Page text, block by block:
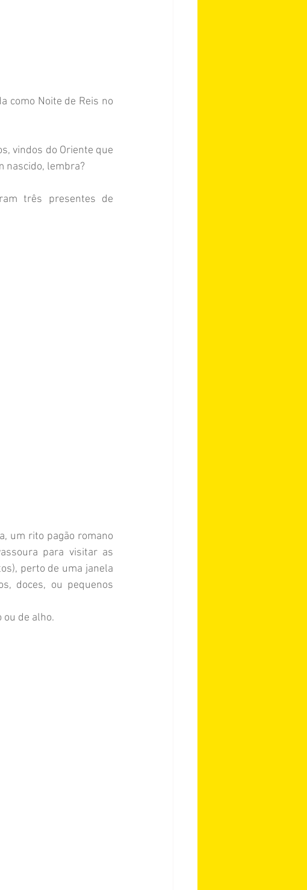
vindos do Oriente que
nascido, lembra?
três presentes de
um rito pagão romano
para visitar as
perto de uma janela
doces, ou pequenos
ou de alho.